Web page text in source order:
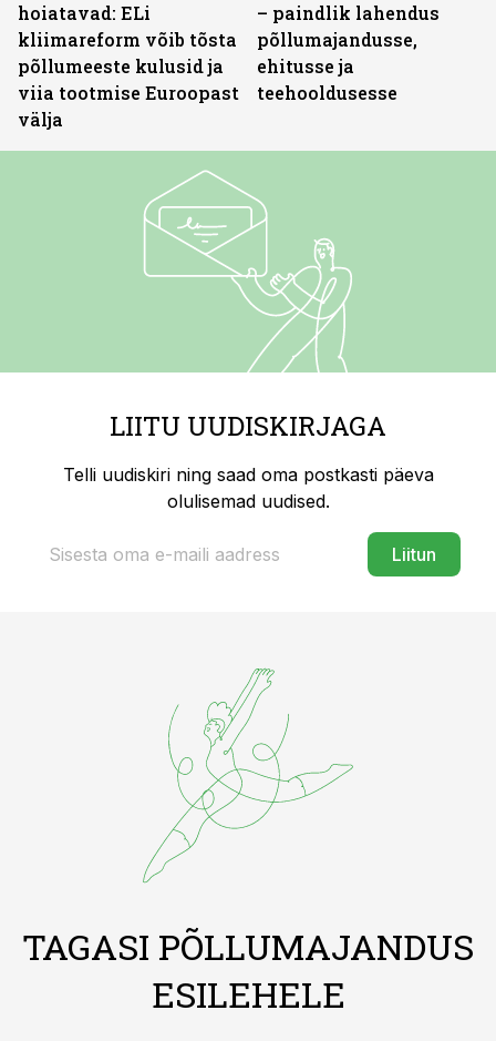
hoiatavad: ELi
kliimareform võib tõsta
põllumeeste kulusid ja
viia tootmise Euroopast
välja
– paindlik lahendus
põllumajandusse,
ehitusse ja
teehooldusesse
LIITU UUDISKIRJAGA
Telli uudiskiri ning saad oma postkasti päeva
olulisemad uudised.
Liitun
TAGASI PÕLLUMAJANDUS
ESILEHELE